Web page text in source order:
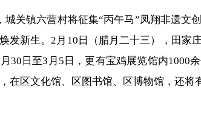
关镇六营村将征集“丙午马”凤翔非遗文
发新生。2月10日（腊月二十三），田
30日至3月5日，更有宝鸡展览馆内
在区文化馆、区图书馆、区博物馆，还